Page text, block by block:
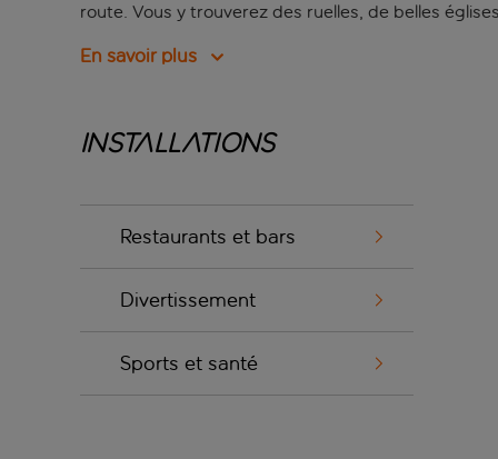
route. Vous y trouverez des ruelles, de belles
En savoir plus
Installations
Restaurants et bars
Divertissement
Sports et santé